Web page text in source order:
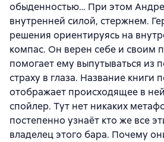
обыденностью… При этом
внутренней силой, стержнем.
решения ориентируясь на
компас. Он верен себе и своим
помогает ему выпутываться из
страху в глаза. Название книги
отображает происходящее в
спойлер. Тут нет никаких
постепенно узнаёт кто же все
владелец этого бара. Почему